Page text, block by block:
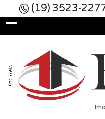
(19) 3523-